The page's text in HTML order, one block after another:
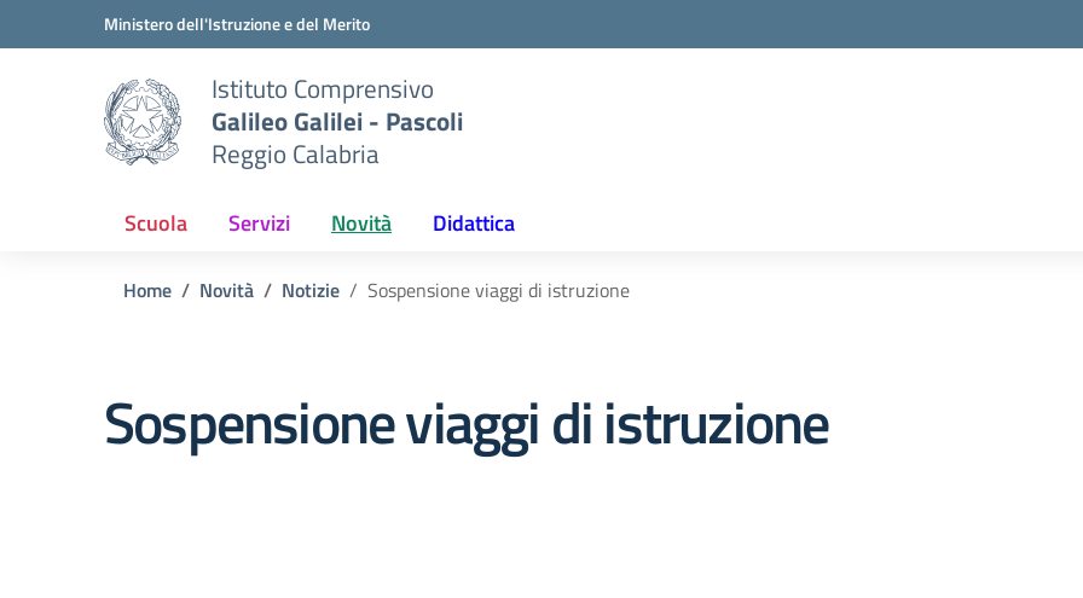
Vai ai contenuti
Vai al menu di navigazioneMinistero dell'Istruzione e del Merito
Istituto Comprensivo
Galileo Galilei - Pascoli
Reggio Calabria
Scuola Servizi Novità Didattica
Home Novità Notizie Sospensione viaggi di istruzione
Sospensione viaggi di istruzione